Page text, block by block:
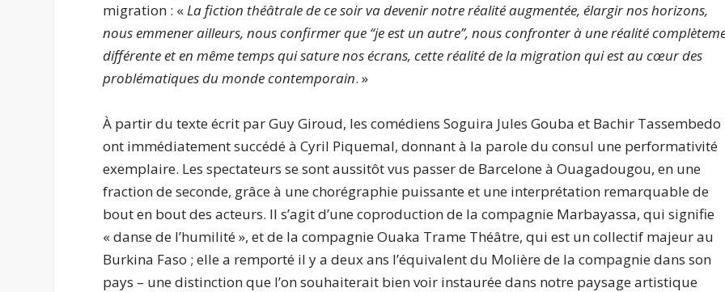
migration : «La fiction théâtrale de ce soir va devenir notre réalité augmentée, élargir nos horizons,
nous emmener ailleurs, nous confirmer que ‘‘je est un autre’’, nous confronter à une réalité
différente et en même temps qui sature nos écrans, cette réalité de la migration qui est au cœur des
problématiques du monde contemporain. »
À partir du texte écrit par Guy Giroud, les comédiens Soguira Jules Gouba et Bachir Tassembedo
ont immédiatement succédé à Cyril Piquemal, donnant à la parole du consul une performativité
exemplaire. Les spectateurs se sont aussitôt vus passer de Barcelone à Ouagadougou, en une
fraction de seconde, grâce à une chorégraphie puissante et une interprétation remarquable de
bout en bout des acteurs. Il s’agit d’une coproduction de la compagnie Marbayassa, qui signifie
« danse de l’humilité », et de la compagnie Ouaka Trame Théâtre, qui est un collectif majeur au
Burkina Faso ; elle a remporté il y a deux ans l’équivalent du Molière de la compagnie dans son
pays – une distinction que l’on souhaiterait bien voir instaurée dans notre paysage artistique